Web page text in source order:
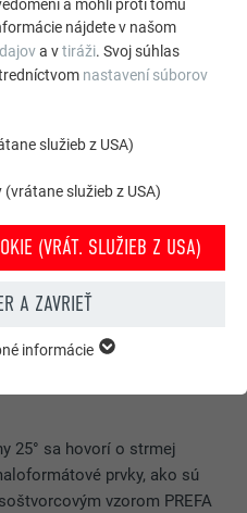
25° sa hovorí o strmej
prvky, ako sú
vzorom PREFA
a mohli proti tomu
nájdete v našom
a vtiráži. Svoj súhlas
nastavení súborov
služieb z USA)
služieb z USA)
(VRÁT. SLUŽIEB Z USA)
A ZAVRIEŤ
o súboroch cookie
informácie